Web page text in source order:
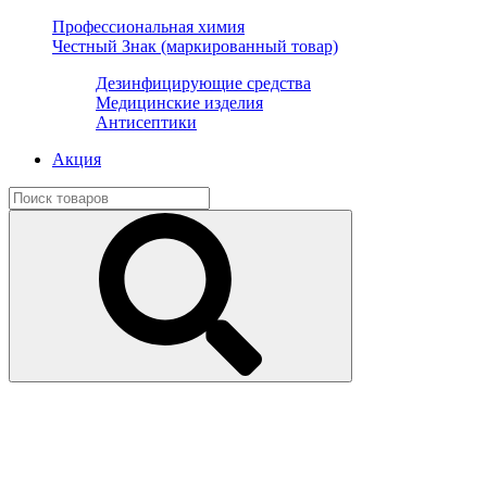
Профессиональная химия
Честный Знак (маркированный товар)
Дезинфицирующие средства
Медицинские изделия
Антисептики
Акция